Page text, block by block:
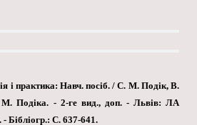
і практика: Навч. посіб. / С. М. Подік, В.
М. Подіка. - 2-ге вид., доп. - Львів: ЛА
Бібліогр.: С. 637-641.